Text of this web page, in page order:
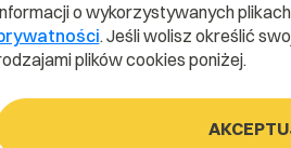
Adres
o wykorzystywanych
. Jeśli wolisz określić
plików cookies poniżej.